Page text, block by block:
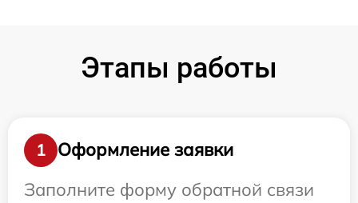
Этапы работы
1
Оформление заявки
Заполните форму обратной связи